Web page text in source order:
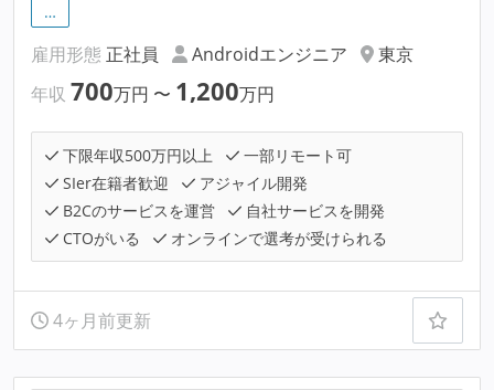
…
雇用形態 正社員 Androidエンジニア
東京
年収 700万円 〜 1,200万円
下限年収500万円以上
一部リモート可
SIer在籍者歓迎
アジャイル開発
B2Cのサービスを運営
自社サービスを開発
CTOがいる
オンラインで選考が受けられる
4ヶ月前更新